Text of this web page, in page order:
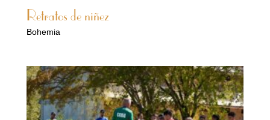
Retratos de niñez
Bohemia